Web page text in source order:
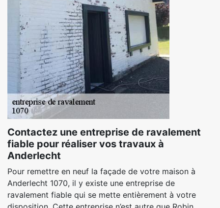
Contactez une entreprise de ravalement
fiable pour réaliser vos travaux à
Anderlecht
Pour remettre en neuf la façade de votre maison à
Anderlecht 1070, il y existe une entreprise de
ravalement fiable qui se mette entièrement à votre